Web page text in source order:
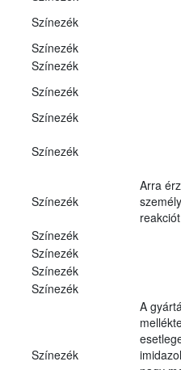
Színezék
Színezék
Színezék
Színezék
Színezék
Színezék
Színezék
Arra
Színezék
Színezék
Színezék
Színezék
Színezék
A